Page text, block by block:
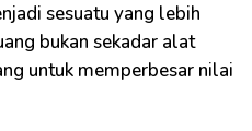
sesuatu yang lebih
bukan sekadar alat
untuk memperbesar nilai